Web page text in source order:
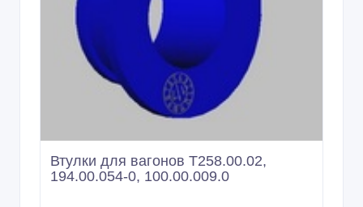
Втулки для вагонов Т258.00.02,
194.00.054-0, 100.00.009.0